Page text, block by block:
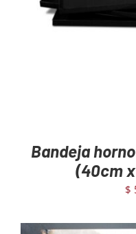
Bandeja
(40cm
$